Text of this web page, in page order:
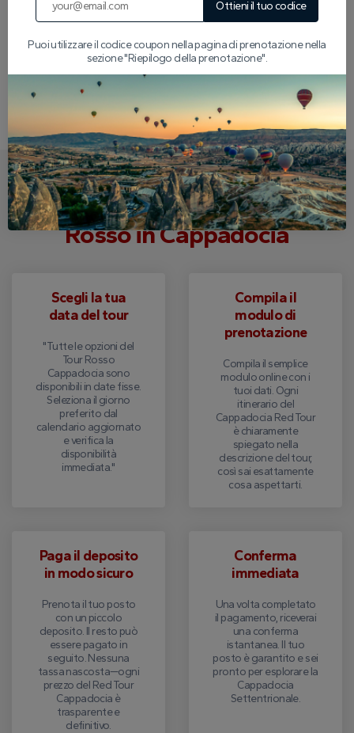
Prenota oggi il tuo
viaggio nel tempo in uno dei paesaggi più affascinanti della Turchia!
Scrivi una recensione
Come Prenotare il Tuo Tour
Rosso in Cappadocia
Scegli la tua
data del tour
"Tutte le opzioni del
Tour Rosso
Cappadocia sono
disponibili in date fisse.
Seleziona il giorno
preferito dal
calendario aggiornato
e verifica la
disponibilità
immediata."
Compila il
modulo di
prenotazione
Compila il semplice
modulo online con i
tuoi dati. Ogni
itinerario del
Cappadocia Red Tour
è chiaramente
spiegato nella
descrizione del tour,
così sai esattamente
cosa aspettarti.
Paga il deposito
in modo sicuro
Prenota il tuo posto
con un piccolo
deposito. Il resto può
essere pagato in
seguito. Nessuna
tassa nascosta—ogni
prezzo del Red Tour
Cappadocia è
trasparente e
definitivo.
Conferma
immediata
Una volta completato
il pagamento, riceverai
una conferma
istantanea. Il tuo
posto è garantito e sei
pronto per esplorare la
Cappadocia
Settentrionale.
Ottieni il tuo codice
Puoi utilizzare il codice coupon nella pagina di prenotazione nella
sezione "Riepilogo della prenotazione".